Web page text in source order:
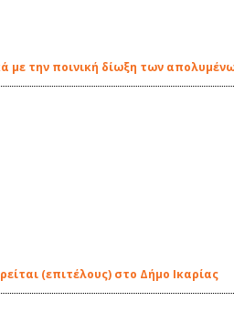
με την ποινική δίωξη των
(επιτέλους) στο Δήμο Ικαρίας